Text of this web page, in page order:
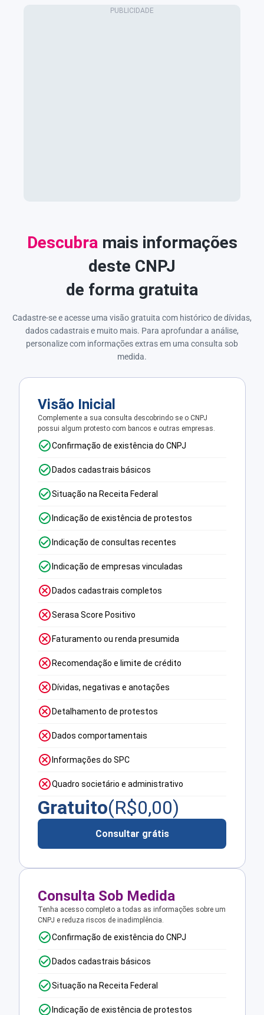
Descubra mais informações
deste CNPJ
de forma gratuita
Cadastre-se e acesse uma visão gratuita com histórico de dívidas,
dados cadastrais e muito mais. Para aprofundar a análise,
personalize com informações extras em uma consulta sob
medida.
Visão Inicial
Complemente a sua consulta descobrindo se o CNPJ
possui algum protesto com bancos e outras empresas.
Confirmação de existência do CNPJ
Dados cadastrais básicos
Situação na Receita Federal
Indicação de existência de protestos
Indicação de consultas recentes
Indicação de empresas vinculadas
Dados cadastrais completos
Serasa Score Positivo
Faturamento ou renda presumida
Recomendação e limite de crédito
Dívidas, negativas e anotações
Detalhamento de protestos
Dados comportamentais
Informações do SPC
Quadro societário e administrativo
Gratuito(R$0,00)
Consultar grátis
Consulta Sob Medida
Tenha acesso completo a todas as informações sobre um
CNPJ e reduza riscos de inadimplência.
Confirmação de existência do CNPJ
Dados cadastrais básicos
Situação na Receita Federal
Indicação de existência de protestos